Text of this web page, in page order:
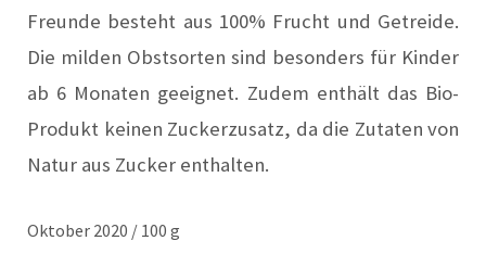
Freunde besteht aus 100% Frucht und Getreide.
Die milden Obstsorten sind besonders für Kinder
ab 6 Monaten geeignet. Zudem enthält das Bio-
Produkt keinen Zuckerzusatz, da die Zutaten von
Natur aus Zucker enthalten.
Oktober 2020 / 100 g